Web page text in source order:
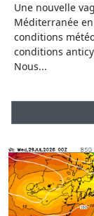
Une nouvelle
Méditerranée
conditions
conditions
Nous...